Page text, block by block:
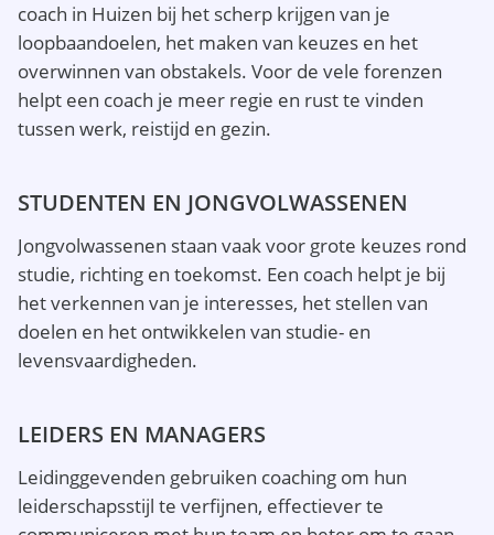
coach in Huizen bij het scherp krijgen van je
loopbaandoelen, het maken van keuzes en het
overwinnen van obstakels. Voor de vele forenzen
helpt een coach je meer regie en rust te vinden
tussen werk, reistijd en gezin.
STUDENTEN EN JONGVOLWASSENEN
Jongvolwassenen staan vaak voor grote keuzes rond
studie, richting en toekomst. Een coach helpt je bij
het verkennen van je interesses, het stellen van
doelen en het ontwikkelen van studie- en
levensvaardigheden.
LEIDERS EN MANAGERS
Leidinggevenden gebruiken coaching om hun
leiderschapsstijl te verfijnen, effectiever te